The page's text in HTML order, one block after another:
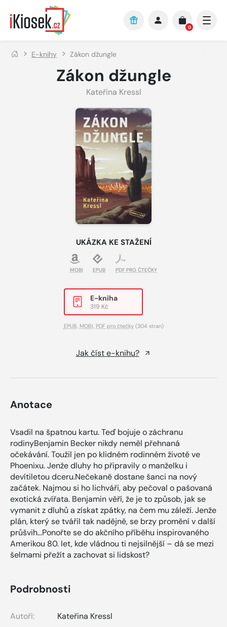
Přejít na hlavní obsah
0
E-knihy Zákon džungle
Zákon džungle
Kateřina Kressl
UKÁZKA KE STAŽENÍ
MOBI EPUB PDF PRO ČTEČKY
E-kniha
319 Kč
EPUB, MOBI, PDF pro čtečky(304 stran)
Jak číst e-knihu?
Anotace
Vsadil na špatnou kartu. Teď bojuje o záchranu
rodinyBenjamin Becker nikdy neměl přehnaná
očekávání. Toužil jen po klidném rodinném životě ve
Phoenixu. Jenže dluhy ho připravily o manželku i
devítiletou dceru.Nečekaně dostane šanci na nový
začátek. Najmou si ho lichváři, aby pečoval o pašovaná
exotická zvířata. Benjamin věří, že je to způsob, jak se
vymanit z dluhů a získat zpátky, na čem mu záleží. Jenže
plán, který se tvářil tak nadějně, se brzy promění v další
průšvih…Ponořte se do akčního příběhu inspirovaného
Amerikou 80. let, kde vládnou ti nejsilnější – dá se mezi
šelmami přežít a zachovat si lidskost?
Podrobnosti
Autoři:
Kateřina Kressl